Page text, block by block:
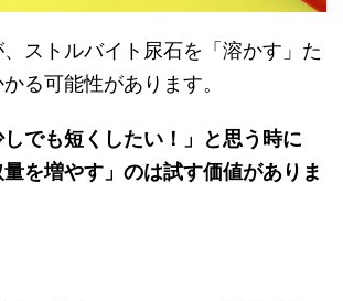
ストルバイト尿石を「溶かす」た
る可能性があります。
しでも短くしたい！」と思う時に
を増やす」のは試す価値がありま